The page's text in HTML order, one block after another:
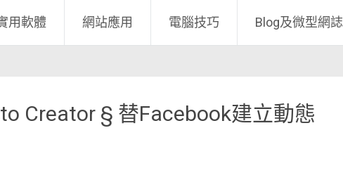
用軟體 網站應用 電腦技巧 Blog及微型網誌
Creator § 替Facebook建立動態